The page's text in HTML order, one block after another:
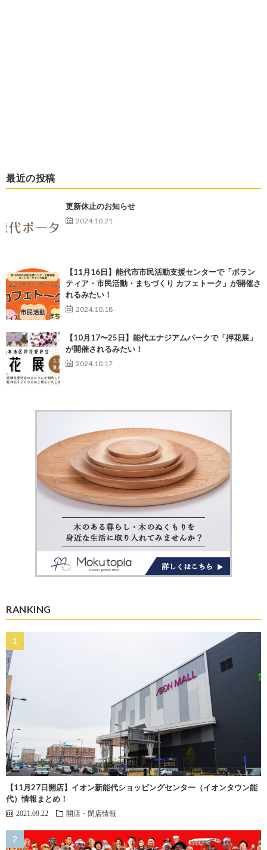
最近の投稿
更新休止のお知らせ
2024.10.21
【11月16日】能代市市民活動支援センターで「ボラン
ティア・市民活動・まちづくり カフェトーク」が開催さ
れるみたい！
2024.10.18
【10月17〜25日】能代エナジアムパークで「押花展」
が開催されるみたい！
2024.10.17
RANKING
【11月27日開店】イオン新能代ショッピングセンター（イオンタウン能
代）情報まとめ！
2021.09.22 開店・閉店情報